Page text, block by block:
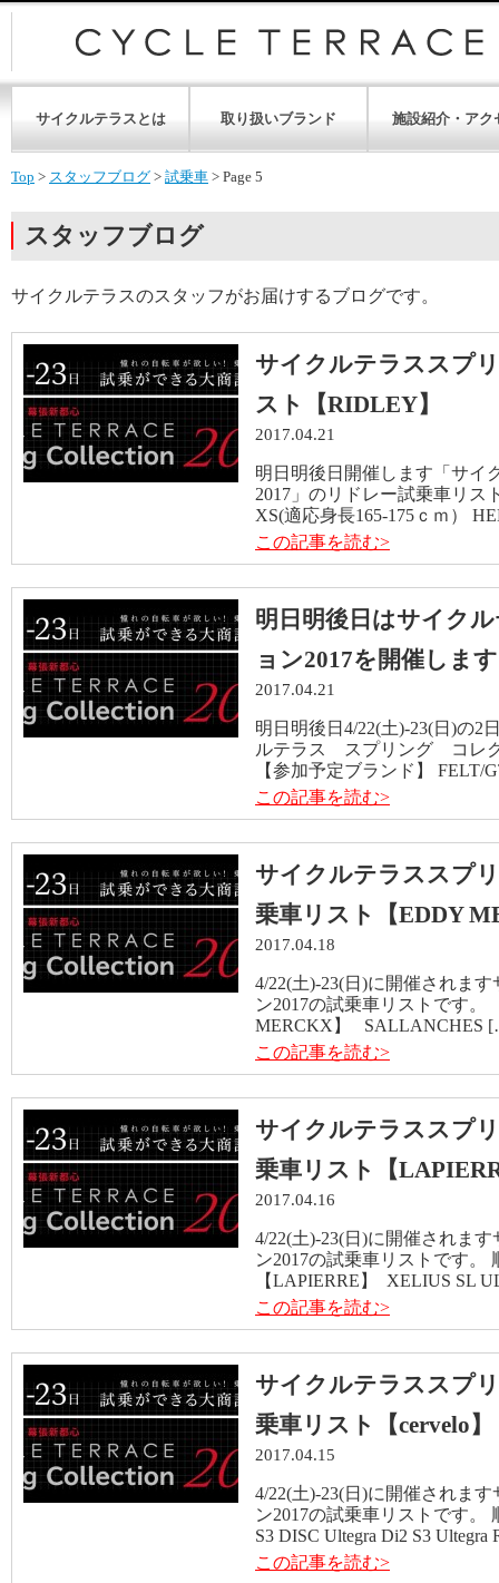
サイクルテラスとは 取り扱いブランド 施設紹介・アク
Top > スタッフブログ > 試乗車 > Page 5
スタッフブログ
サイクルテラスのスタッフがお届けするブログです。
サイクルテラススプ
スト【RIDLEY】
2017.04.21
明日明後日開催します「サイ
2017」のリドレー試乗車リ
XS(適応身長165-175ｃｍ）
この記事を読む>
明日明後日はサイク
ョン2017を開催しま
2017.04.21
明日明後日4/22(土)-23(日)の2
ルテラス スプリング コレク
【参加予定ブランド】
この記事を読む>
サイクルテラススプ
乗車リスト【EDDY
2017.04.18
4/22(土)-23(日)に開催されま
ン2017の試乗車リストです
MERCKX】 SALLANCHES
この記事を読む>
サイクルテラススプ
乗車リスト【
2017.04.16
4/22(土)-23(日)に開催されま
ン2017の試乗車リストです。
【LAPIERRE】 XELIUS SL
この記事を読む>
サイクルテラススプ
乗車リスト【cervelo】
2017.04.15
4/22(土)-23(日)に開催されま
ン2017の試乗車リストです。
S3 DISC Ultegra Di2 S3
この記事を読む>